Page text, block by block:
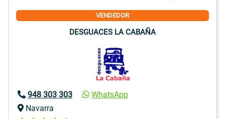
VENDEDOR
DESGUACES LA CABAÑA
948 303 303
WhatsApp
Navarra